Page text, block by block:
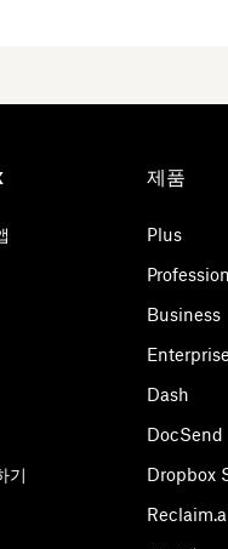
기
제품
Plus
Business
Enterprise
Dash
DocSend
Dropbox